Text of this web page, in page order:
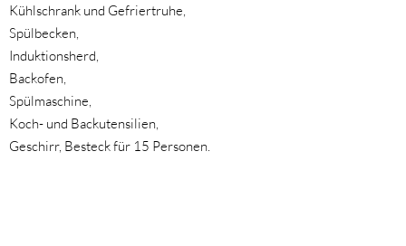
Kühlschrank und Gefriertruhe,
Spülbecken,
Induktionsherd,
Backofen,
Spülmaschine,
Koch- und Backutensilien,
Geschirr, Besteck für 15 Personen.